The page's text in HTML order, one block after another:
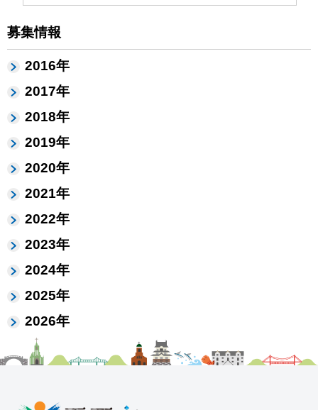
募集情報
2016年
2017年
2018年
2019年
2020年
2021年
2022年
2023年
2024年
2025年
2026年